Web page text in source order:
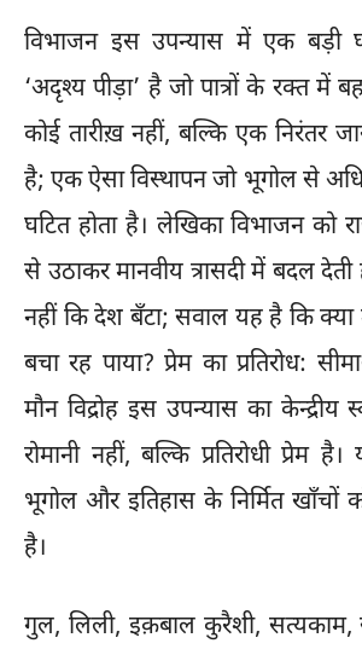
विभाजन इस उपन्यास में एक बड़ी
‘अदृश्य पीड़ा’ है जो पात्रों के रक्त में
कोई तारीख़ नहीं, बल्कि एक निरंतर
है; एक ऐसा विस्थापन जो भूगोल से
घटित होता है। लेखिका विभाजन को
से उठाकर मानवीय त्रासदी में बदल
नहीं कि देश बँटा; सवाल यह है कि
बचा रह पाया? प्रेम का प्रतिरोध:
मौन विद्रोह इस उपन्यास का केन्द्रीय
रोमानी नहीं, बल्कि प्रतिरोधी प्रेम है।
भूगोल और इतिहास के निर्मित खाँचों
है।
गुल, लिली, इक़बाल कुरैशी,